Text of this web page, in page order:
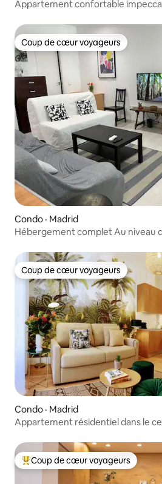
Appartement confortable
Coup de cœur voyageurs
Coup de cœur voyageurs
Condo · Madrid
Hébergement complet
Coup de cœur voyageurs
Coup de cœur voyageurs
Condo · Madrid
Appartement résidentiel dans le
Coup de cœur voyageurs parmi les
Coup de cœur voyageurs